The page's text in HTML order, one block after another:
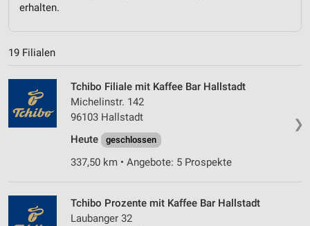
erhalten.
19 Filialen
❯
Tchibo Filiale mit Kaffee Bar Hallstadt
Michelinstr. 142
96103 Hallstadt
Heute
geschlossen
337,50 km • Angebote: 5 Prospekte
Tchibo Prozente mit Kaffee Bar Hallstadt
Laubanger 32